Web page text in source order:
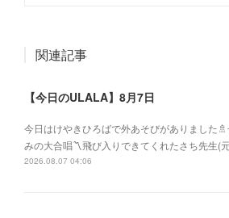
関連記事
【今日のULALA】8月7日
今日はけやきひろばで外あそびがありました
みの大合唱〽飛び入りできてくれたさち先生(
2026.08.07 04:06